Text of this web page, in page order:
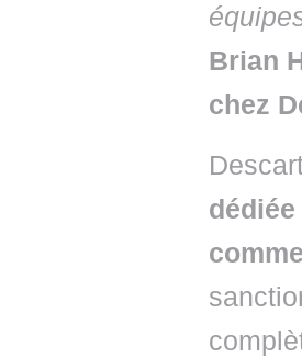
Brian
chez